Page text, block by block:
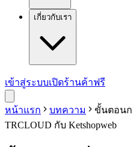
เกี่ยวกับเรา
เข้าสู่ระบบเปิดร้านค้าฟรี
หน้าแรก บทความ
ขั้นตอนก
TRCLOUD กับ Ketshopweb